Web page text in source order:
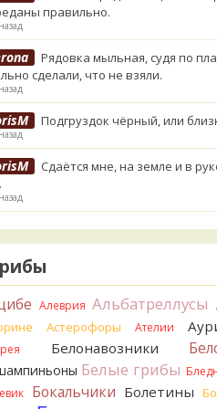
правильно.
Рядовка мыльная, судя по
сделали, что не взяли.
Подгруздок чёрный, или
Сдаётся мне, на земле и в
Вони не было, но вода и
желтеть. Выкинул. Большое
назад
назад
Да. Но они не все
назад
В следующий раз
Алеврия Альбатреллусы
Астерофоры Ателии
Белонавозники
Белые грибы
Бокальчики Болетины